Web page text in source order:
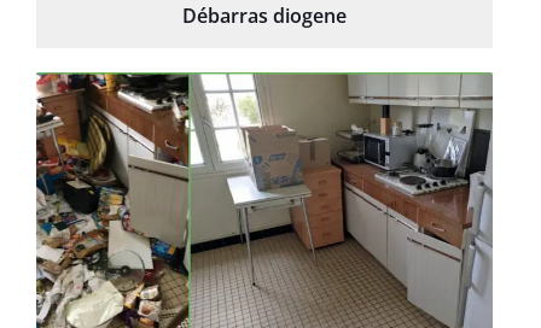
Débarras diogene